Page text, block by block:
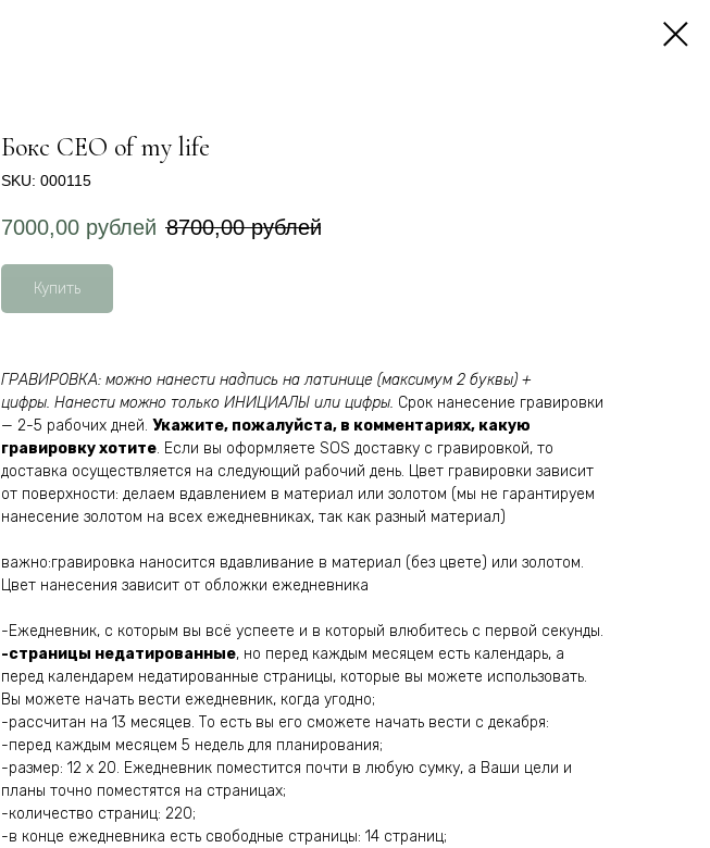
Бокс СЕО of my life
SKU: 000115
7000,00 рублей 8700,00 рублей
Купить
ГРАВИРОВКА: можно нанести надпись на латинице (максимум 2 буквы) +
цифры. Нанести можно только ИНИЦИАЛЫ или цифры. Срок нанесение гравировки
— 2-5 рабочих дней. Укажите, пожалуйста, в комментариях, какую
гравировку хотите. Если вы оформляете SOS доставку с гравировкой, то
доставка осуществляется на следующий рабочий день. Цвет гравировки зависит
от поверхности: делаем вдавлением в материал или золотом (мы не гарантируем
нанесение золотом на всех ежедневниках, так как разный материал)
важно:гравировка наносится вдавливание в материал (без цвете) или золотом.
Цвет нанесения зависит от обложки ежедневника
-Ежедневник, с которым вы всё успеете и в который влюбитесь с первой секунды.
-страницы недатированные, но перед каждым месяцем есть календарь, а
перед календарем недатированные страницы, которые вы можете использовать.
Вы можете начать вести ежедневник, когда угодно;
-рассчитан на 13 месяцев. То есть вы его сможете начать вести с декабря:
-перед каждым месяцем 5 недель для планирования;
-размер: 12 х 20. Ежедневник поместится почти в любую сумку, а Ваши цели и
планы точно поместятся на страницах;
-количество страниц: 220;
-в конце ежедневника есть свободные страницы: 14 страниц;